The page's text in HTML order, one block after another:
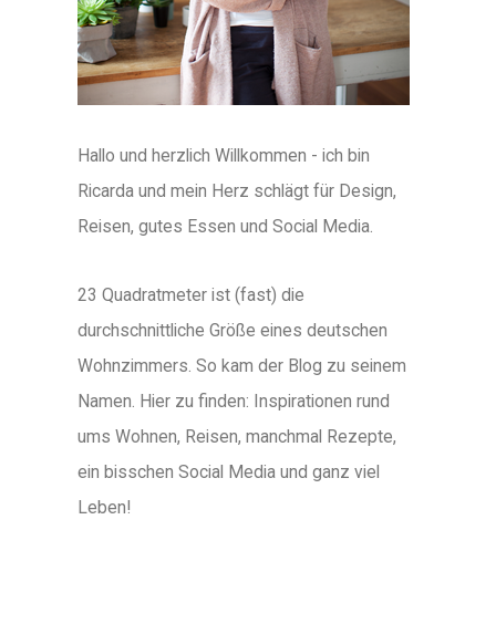
Hallo und herzlich Willkommen - ich bin
Ricarda und mein Herz schlägt für Design,
Reisen, gutes Essen und Social Media.
23 Quadratmeter ist (fast) die
durchschnittliche Größe eines deutschen
Wohnzimmers. So kam der Blog zu seinem
Namen. Hier zu finden: Inspirationen rund
ums Wohnen, Reisen, manchmal Rezepte,
ein bisschen Social Media und ganz viel
Leben!